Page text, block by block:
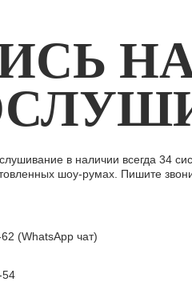
в наличии всегда 34
шоу-румах. Пишите
(WhatsApp чат)
54